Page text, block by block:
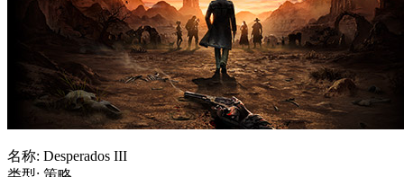
名称: Desperados III